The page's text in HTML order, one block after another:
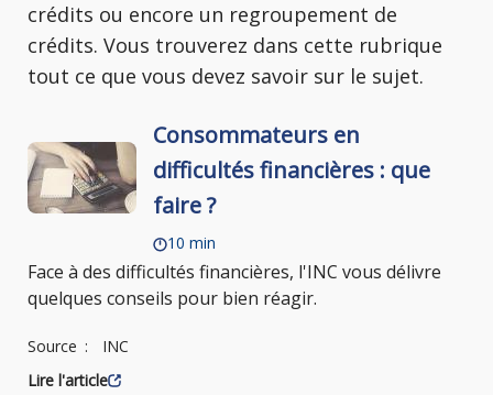
crédits ou encore un regroupement de
crédits. Vous trouverez dans cette rubrique
tout ce que vous devez savoir sur le sujet.
Consommateurs en
difficultés financières : que
faire ?
10 min
Face à des difficultés financières, l'INC vous délivre
quelques conseils pour bien réagir.
Source
INC
Lire l'article